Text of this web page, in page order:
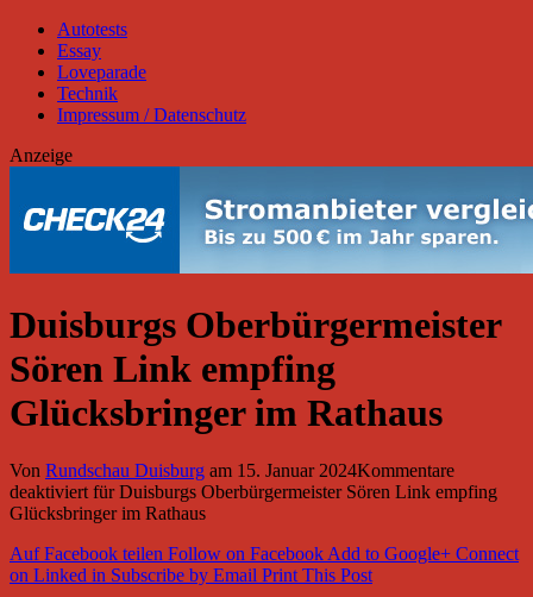
Autotests
Essay
Loveparade
Technik
Impressum / Datenschutz
Anzeige
Duisburgs Oberbürgermeister
Sören Link empfing
Glücksbringer im Rathaus
Von Rundschau Duisburg am 15. Januar 2024Kommentare
deaktiviertfür Duisburgs Oberbürgermeister Sören Link empfing
Glücksbringer im Rathaus
Auf Facebook teilen Follow on FacebookAdd to Google+ Connect
on Linked in Subscribe by Email Print This Post